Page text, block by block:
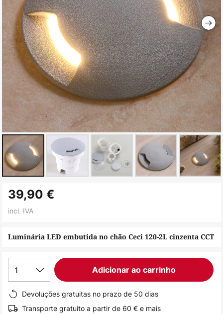
imagens
para
da
de
imagens
Luminária LED embutida no chão Ceci 120-2L cinzenta CCT
39,90 €
incl. IVA
1 Adicionar ao carrinho
Devoluções gratuitas no prazo de 50 dias
Transporte gratuito a partir de 60 € e mais